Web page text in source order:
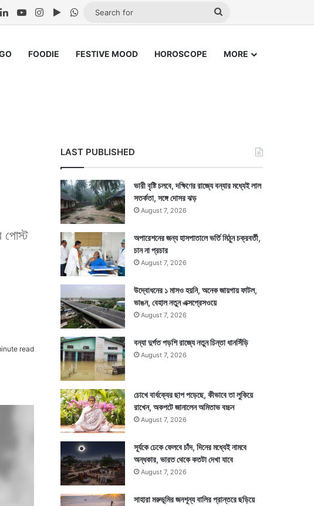
LinkedInYouTubeInstagram
Google Play
WhatsApp
FOODIE FESTIVE MOOD HOROSCOPE MORE
পোস্ট
read
LAST PUBLISHED
ভারী বৃষ্টি চলবে, দক্ষিণের রাজ্যে বন্যার মধ্যেই লাল
সতর্কতা, সঙ্গে দোসর ঝড়
August 7, 2026
অপারেশনের জন্য হাসপাতালে ভর্তি মিঠুন চক্রবর্তী,
চান না প্রচার
August 7, 2026
উদ্বোধনের ১ মাসও হয়নি, অনেক জায়গায় ফাটল,
ভাঙন, বেহাল নতুন এক্সপ্রেসওয়ে
August 7, 2026
বন্যা দুর্গত পড়শি রাজ্যে নতুন চিন্তা ধানসিঁড়ি
August 7, 2026
চোখে বার্ধক্যের ছাপ পড়েছে, কীভাবে তা লুকিয়ে
রাখেন, অকপটে জানালেন অমিতাভ বচ্চন
August 7, 2026
সূর্যকে ঢেকে ফেলবে চাঁদ, দিনের মধ্যেই নামবে
অন্ধকার, ভারত থেকে কতটা দেখা যাবে
August 7, 2026
সাহারা মরুভূমির জনশূন্য বালির প্রান্তরে ছড়িয়ে